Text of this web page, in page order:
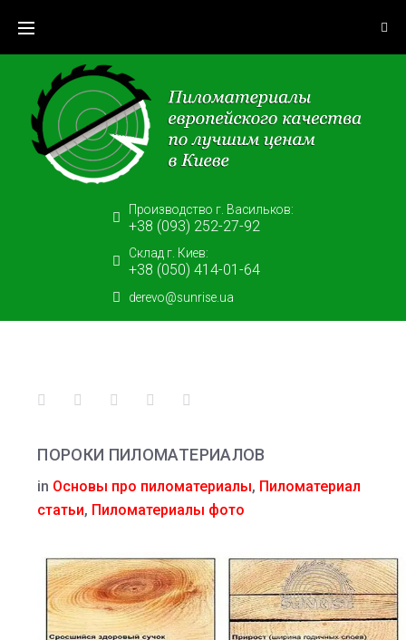
content
Производство г. Васильков:
+38 (093) 252-27-92
Склад г. Киев:
+38 (050) 414-01-64
derevo@sunrise.ua
Facebook
Twitter Google+LinkedIn
ПОРОКИ ПИЛОМАТЕРИАЛОВ
in Основы про пиломатериалы, Пиломатериал
статьи, Пиломатериалы фото